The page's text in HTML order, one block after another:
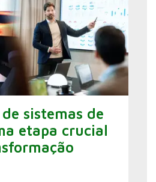
sistemas de
etapa crucial